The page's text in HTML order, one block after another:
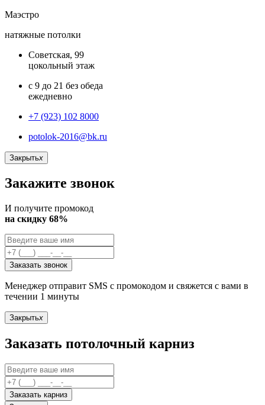
Маэстро
натяжные потолки
Советская, 99
цокольный этаж
с 9 до 21 без обеда
ежедневно
+7 (923) 102 8000
potolok-2016@bk.ru
Закрытьx
Закажите звонок
И получите промокод
на скидку 68%
Заказать звонок
Менеджер отправит SMS с промокодом и свяжется с вами в
течении 1 минуты
Закрытьx
Заказать потолочный карниз
Заказать карниз